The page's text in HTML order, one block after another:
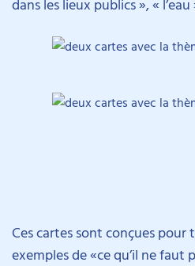
Ces cartes sont conçues
exemples de «ce qu’il ne faut